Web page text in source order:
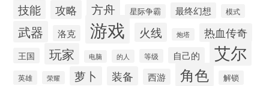
技能 攻略 方舟 星际争霸 最终幻想 模式
武器 洛克 游戏 火线 炮塔 热血传奇
王国 玩家 电脑 的人 等级 自己的 艾尔
英雄 荣耀 萝卜 装备 西游 角色 解锁